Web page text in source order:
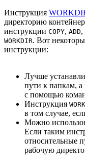
Инструкция
директорию
инструкции COPY, ADD,
WORKDIR. Вот
инструкции:
Лучше
пути к папкам, а
с помощью
Инструкция
в том случае,
Можно
Если таким
относительные
рабочую